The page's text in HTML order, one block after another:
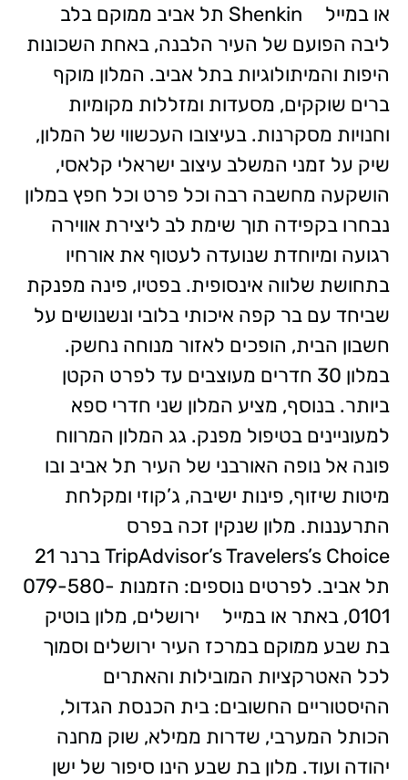
או במייל Shenkin תל אביב ממוקם בלב
ליבה הפועם של העיר הלבנה, באחת השכונות
היפות והמיתולוגיות בתל אביב. המלון מוקף
ברים שוקקים, מסעדות ומזללות מקומיות
וחנויות מסקרנות. בעיצובו העכשווי של המלון,
שיק על זמני המשלב עיצוב ישראלי קלאסי,
הושקעה מחשבה רבה וכל פרט וכל חפץ במלון
נבחרו בקפידה תוך שימת לב ליצירת אווירה
רגועה ומיוחדת שנועדה לעטוף את אורחיו
בתחושת שלווה אינסופית. בפטיו, פינה מפנקת
שביחד עם בר קפה איכותי בלובי ונשנושים על
חשבון הבית, הופכים לאזור מנוחה נחשק.
במלון 30 חדרים מעוצבים עד לפרט הקטן
ביותר. בנוסף, מציע המלון שני חדרי ספא
למעוניינים בטיפול מפנק. גג המלון המרווח
פונה אל נופה האורבני של העיר תל אביב ובו
מיטות שיזוף, פינות ישיבה, ג’קוזי ומקלחת
התרעננות. מלון שנקין זכה בפרס
TripAdvisor’s Travelers’s Choice ברנר 21
תל אביב. לפרטים נוספים: הזמנות 079-580-
0101, באתר או במייל ירושלים, מלון בוטיק
בת שבע ממוקם במרכז העיר ירושלים וסמוך
לכל האטרקציות המובילות והאתרים
ההיסטוריים החשובים: בית הכנסת הגדול,
הכותל המערבי, שדרות ממילא, שוק מחנה
יהודה ועוד. מלון בת שבע הינו סיפור של ישן